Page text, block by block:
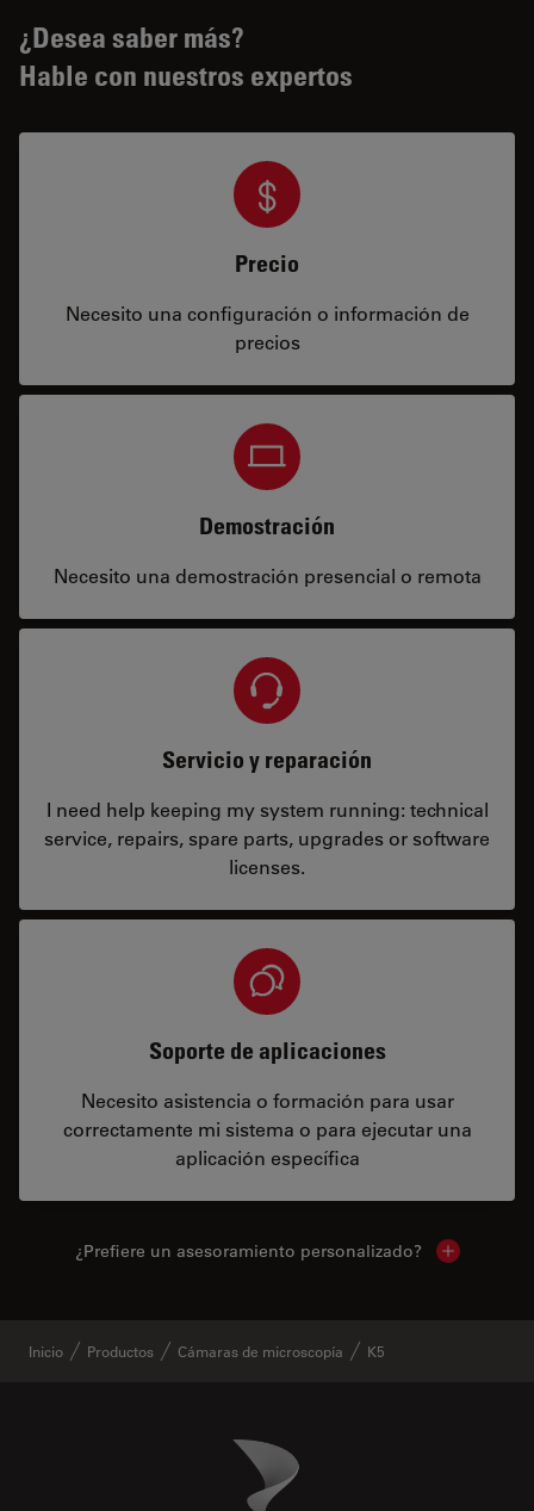
¿Desea saber más?
Hable con nuestros expertos
Precio
Necesito una configuración o información de
precios
Demostración
Necesito una demostración presencial o remota
Servicio y reparación
I need help keeping my system running: technical
service, repairs, spare parts, upgrades or software
licenses.
Soporte de aplicaciones
Necesito asistencia o formación para usar
correctamente mi sistema o para ejecutar una
aplicación específica
¿Prefiere un asesoramiento personalizado? Show local
Inicio Productos Cámaras de microscopía K5
Danaher Logo